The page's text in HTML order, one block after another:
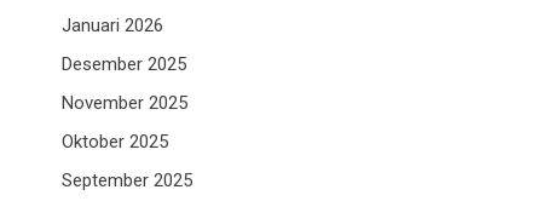
Januari 2026
Desember 2025
November 2025
Oktober 2025
September 2025